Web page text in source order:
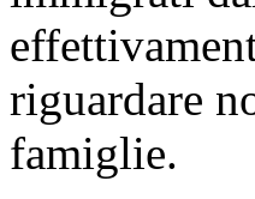
riguardare
famiglie.